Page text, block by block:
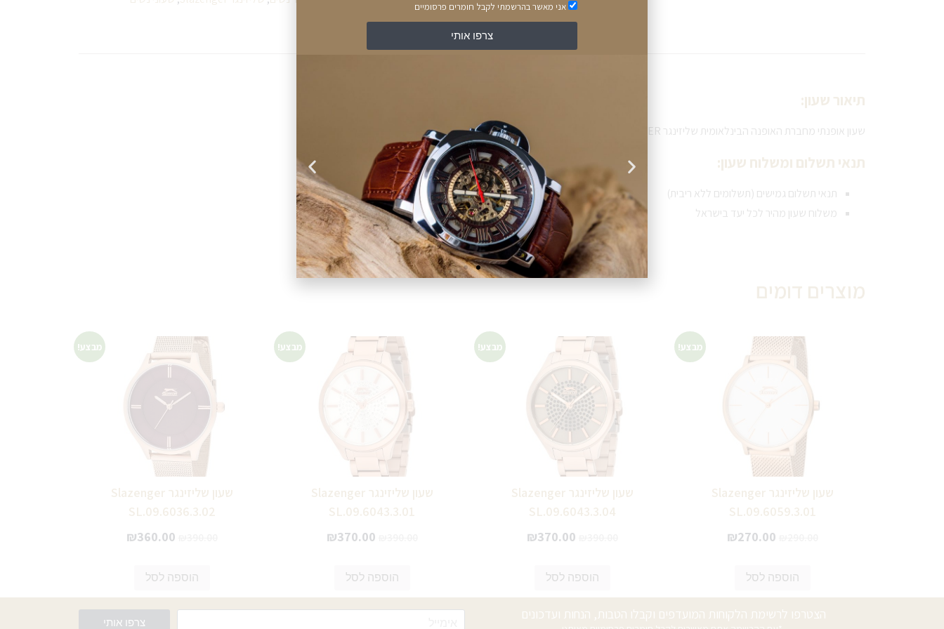
תגיות30 MM
,לאשה
תיאור שעון:
שעון אופנתי מחברת האופנה הבינלאומית שליזינגר SLAZENGER
תנאי תשלום ומשלוח שעון:
תנאי תשלום גמישים (תשלומים ללא ריבית)
משלוח שעון מהיר לכל יעד בישראל
מוצרים דומים
מבצע!
שעון שליזינגר Slazenger
SL.09.6059.3.01
₪270.00
הוספה לסל
מבצע!
שעון שליזינגר Slazenger
SL.09.6043.3.04
₪370.00
הוספה לסל
מבצע!
שעון שליזינגר Slazenger
SL.09.6043.3.01
₪370.00
הוספה לסל
מבצע!
שעון שליזינגר Slazenger
SL.09.6036.3.02
₪360.00
הוספה לסל
הצטרפו לרשימת הלקוחות המועדפים וקבלו הטבות, הנחות ועדכונים
צרפו אותי
אני מאשר בהרשמתי לקבל חומרים פרסומיים
צרפו אותי